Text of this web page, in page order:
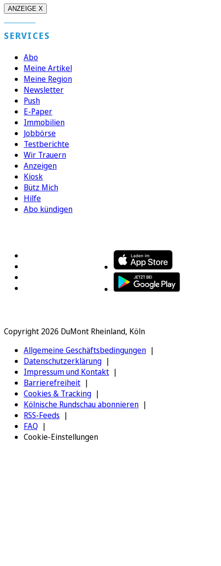
ANZEIGE X
SERVICES
Abo
Meine Artikel
Meine Region
Newsletter
Push
E-Paper
Immobilien
Jobbörse
Testberichte
Wir Trauern
Anzeigen
Kiosk
Bütz Mich
Hilfe
Abo kündigen
Copyright 2026 DuMont Rheinland, Köln
Allgemeine Geschäftsbedingungen
Datenschutzerklärung
Impressum und Kontakt
Barrierefreiheit
Cookies & Tracking
Kölnische Rundschau abonnieren
RSS-Feeds
FAQ
Cookie-Einstellungen